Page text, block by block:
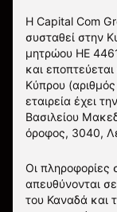
Η Capital Com
συσταθεί στην
μητρώου ΗΕ
και
Κύπρου
εταιρεία έχει
Βασιλείου
όροφος, 3040,
Οι πληροφορίες
απευθύνονται
του Καναδά και